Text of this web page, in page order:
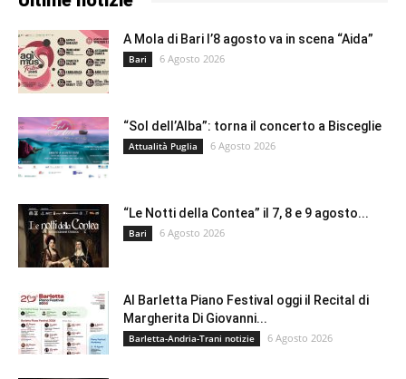
A Mola di Bari l’8 agosto va in scena “Aida”
Bari 6 Agosto 2026
“Sol dell’Alba”: torna il concerto a Bisceglie
Attualità Puglia 6 Agosto 2026
“Le Notti della Contea” il 7, 8 e 9 agosto...
Bari 6 Agosto 2026
Al Barletta Piano Festival oggi il Recital di
Margherita Di Giovanni...
Barletta-Andria-Trani notizie 6 Agosto 2026